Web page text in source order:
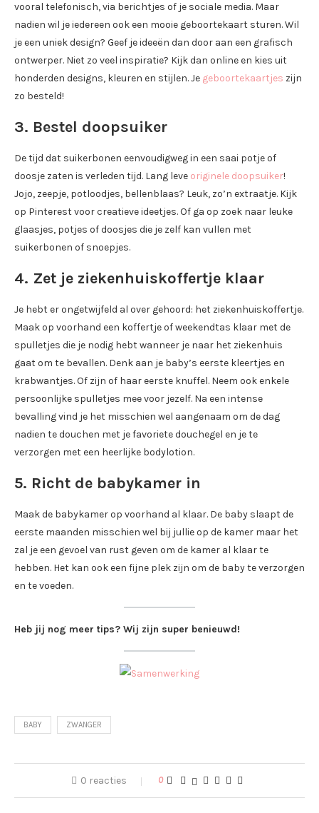
vooral telefonisch, via berichtjes of je sociale media. Maar
nadien wil je iedereen ook een mooie geboortekaart sturen. Wil
je een uniek design? Geef je ideeën dan door aan een grafisch
ontwerper. Niet zo veel inspiratie? Kijk dan online en kies uit
honderden designs, kleuren en stijlen. Je geboortekaartjes zijn
zo besteld!
3. Bestel doopsuiker
De tijd dat suikerbonen eenvoudigweg in een saai potje of
doosje zaten is verleden tijd. Lang leve originele doopsuiker!
Jojo, zeepje, potloodjes, bellenblaas? Leuk, zo’n extraatje. Kijk
op Pinterest voor creatieve ideetjes. Of ga op zoek naar leuke
glaasjes, potjes of doosjes die je zelf kan vullen met
suikerbonen of snoepjes.
4. Zet je ziekenhuiskoffertje klaar
Je hebt er ongetwijfeld al over gehoord: het ziekenhuiskoffertje.
Maak op voorhand een koffertje of weekendtas klaar met de
spulletjes die je nodig hebt wanneer je naar het ziekenhuis
gaat om te bevallen. Denk aan je baby’s eerste kleertjes en
krabwantjes. Of zijn of haar eerste knuffel. Neem ook enkele
persoonlijke spulletjes mee voor jezelf. Na een intense
bevalling vind je het misschien wel aangenaam om de dag
nadien te douchen met je favoriete douchegel en je te
verzorgen met een heerlijke bodylotion.
5. Richt de babykamer in
Maak de babykamer op voorhand al klaar. De baby slaapt de
eerste maanden misschien wel bij jullie op de kamer maar het
zal je een gevoel van rust geven om de kamer al klaar te
hebben. Het kan ook een fijne plek zijn om de baby te verzorgen
en te voeden.
Heb jij nog meer tips? Wij zijn super benieuwd!
BABY ZWANGER
0 reacties 0